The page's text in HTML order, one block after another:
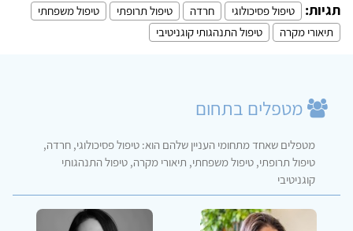
תגיות: טיפול פסיכולוגי חרדה טיפול תרופתי
טיפול משפחתי
תיאורי מקרה
טיפול התנהגותי קוגניטיבי
מטפלים בתחום
מטפלים שאחד מתחומי העניין שלהם הוא: טיפול פסיכולוגי, חרדה,
טיפול תרופתי, טיפול משפחתי, תיאורי מקרה, טיפול התנהגותי
קוגניטיבי